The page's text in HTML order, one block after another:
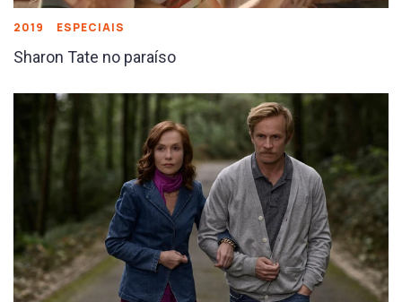
2019 ESPECIAIS
Sharon Tate no paraíso